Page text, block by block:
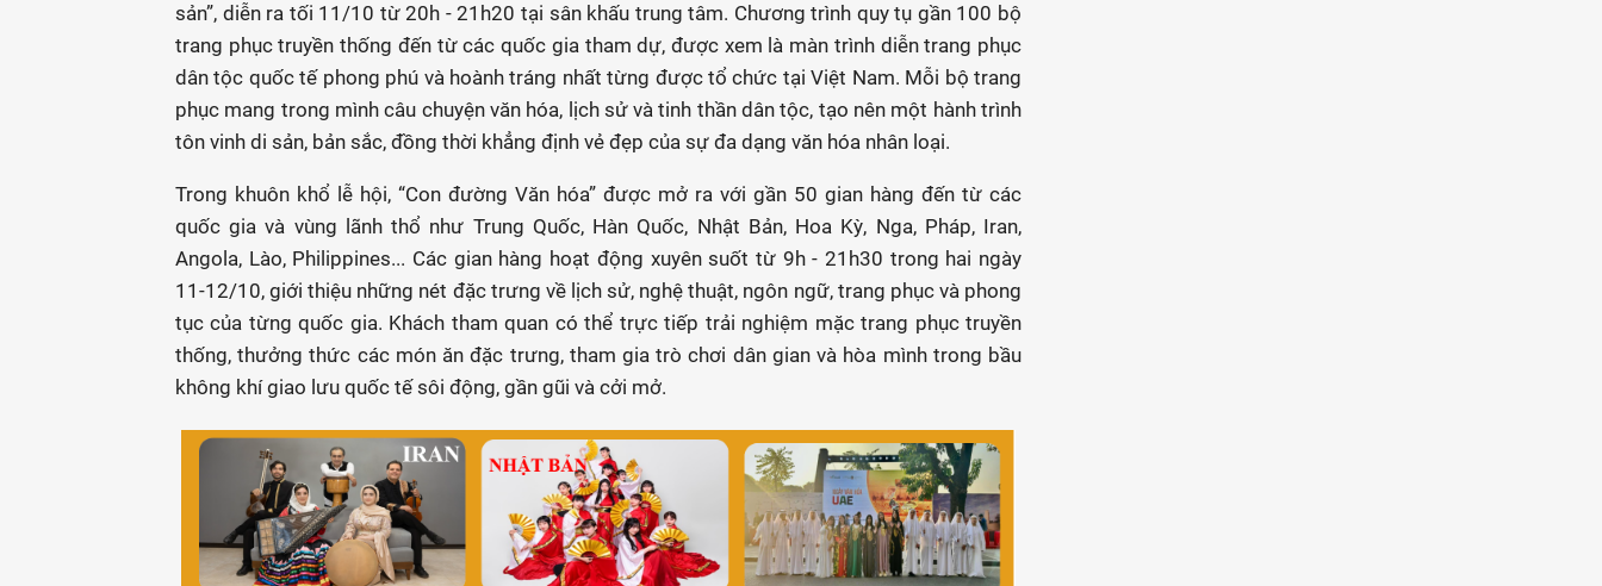
sản”, diễn ra tối 11/10 từ 20h - 21h20 tại sân khấu trung tâm. Chương trình quy tụ gần 100 bộ
trang phục truyền thống đến từ các quốc gia tham dự, được xem là màn trình diễn trang phục
dân tộc quốc tế phong phú và hoành tráng nhất từng được tổ chức tại Việt Nam. Mỗi bộ trang
phục mang trong mình câu chuyện văn hóa, lịch sử và tinh thần dân tộc, tạo nên một hành trình
tôn vinh di sản, bản sắc, đồng thời khẳng định vẻ đẹp của sự đa dạng văn hóa nhân loại.
Trong khuôn khổ lễ hội, “Con đường Văn hóa” được mở ra với gần 50 gian hàng đến từ các
quốc gia và vùng lãnh thổ như Trung Quốc, Hàn Quốc, Nhật Bản, Hoa Kỳ, Nga, Pháp, Iran,
Angola, Lào, Philippines... Các gian hàng hoạt động xuyên suốt từ 9h - 21h30 trong hai ngày
11-12/10, giới thiệu những nét đặc trưng về lịch sử, nghệ thuật, ngôn ngữ, trang phục và phong
tục của từng quốc gia. Khách tham quan có thể trực tiếp trải nghiệm mặc trang phục truyền
thống, thưởng thức các món ăn đặc trưng, tham gia trò chơi dân gian và hòa mình trong bầu
không khí giao lưu quốc tế sôi động, gần gũi và cởi mở.